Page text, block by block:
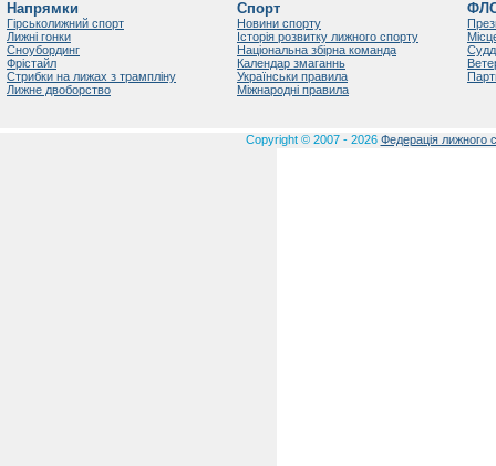
Напрямки
Гірськолижний спорт
Лижні гонки
Сноубординг
Фрістайл
Стрибки на лижах з трампліну
Лижне двоборство
Спорт
Новини спорту
Історія розвитку лижного спорту
Національна збірна команда
Календар змаганнь
Українськи правила
Міжнародні правила
Copyright © 2007 - 2026 Федерація лижного